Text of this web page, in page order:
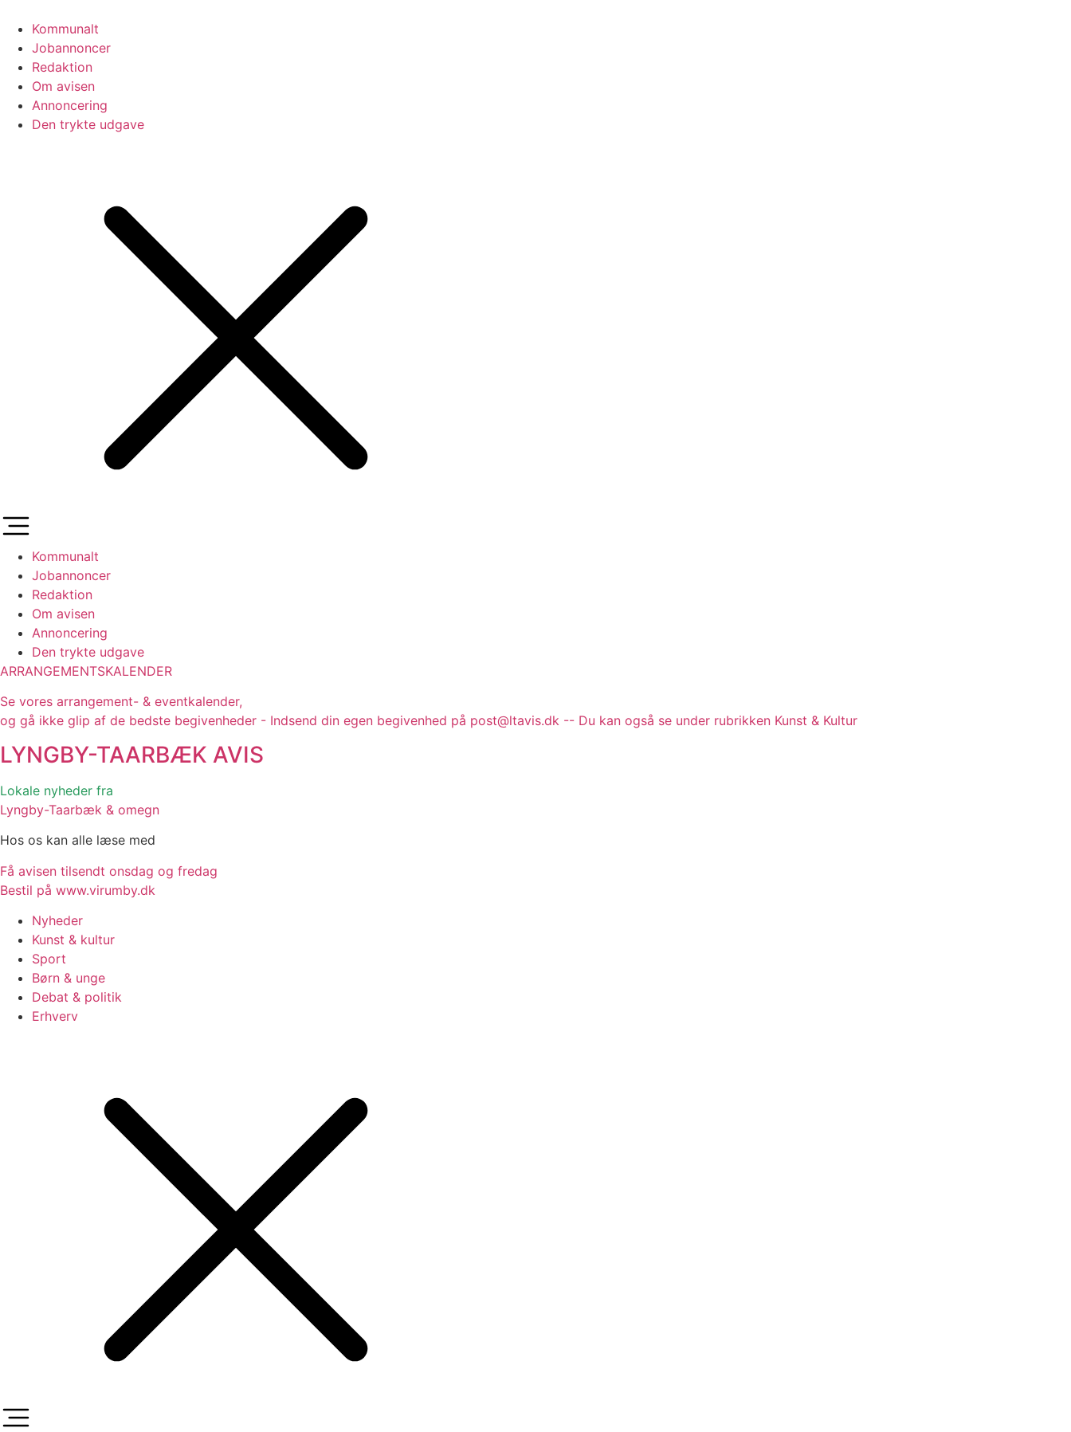
indhold
Kommunalt
Jobannoncer
Redaktion
Om avisen
Annoncering
Den trykte udgave
Kommunalt
Jobannoncer
Redaktion
Om avisen
Annoncering
Den trykte udgave
ARRANGEMENTSKALENDER
Se vores arrangement- & eventkalender,
og gå ikke glip af de bedste begivenheder - Indsend din egen begivenhed på post@ltavis.dk -- Du kan også se under rubrikken Kunst & Kultur
LYNGBY-TAARBÆK AVIS
Lokale nyheder fra
Lyngby-Taarbæk & omegn
Hos os kan alle læse med
Få avisen tilsendt onsdag og fredag
Bestil på www.virumby.dk
Nyheder
Kunst & kultur
Sport
Børn & unge
Debat & politik
Erhverv